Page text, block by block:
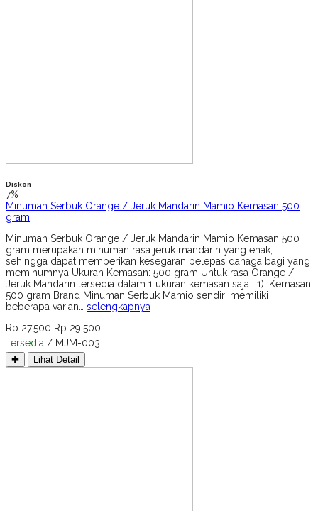
Diskon
7%
Minuman Serbuk Orange / Jeruk Mandarin Mamio Kemasan 500
gram
Minuman Serbuk Orange / Jeruk Mandarin Mamio Kemasan 500
gram merupakan minuman rasa jeruk mandarin yang enak,
sehingga dapat memberikan kesegaran pelepas dahaga bagi yang
meminumnya Ukuran Kemasan: 500 gram Untuk rasa Orange /
Jeruk Mandarin tersedia dalam 1 ukuran kemasan saja : 1). Kemasan
500 gram Brand Minuman Serbuk Mamio sendiri memiliki
beberapa varian… selengkapnya
Rp 27.500 Rp 29.500
Tersedia / MJM-003
✚ Lihat Detail